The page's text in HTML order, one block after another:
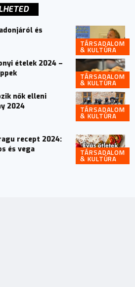
TÁRSADALOM
& KULTÚRA
és
TÁRSADALOM
& KULTÚRA
ételek 2024 –
TÁRSADALOM
& KULTÚRA
nők elleni
2024
TÁRSADALOM
& KULTÚRA
recept 2024:
és vega